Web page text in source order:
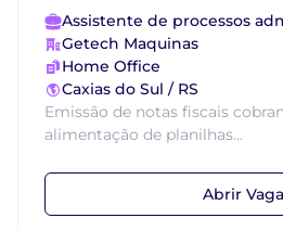
Assistente de processos
Getech Maquinas
Home Office
Caxias do Sul / RS
Emissão de notas fiscais
alimentação de planilhas...
Abrir Vaga